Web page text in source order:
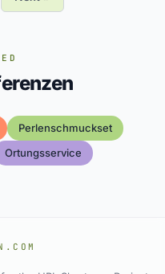
Perlenschmuckset
Ortungsservice